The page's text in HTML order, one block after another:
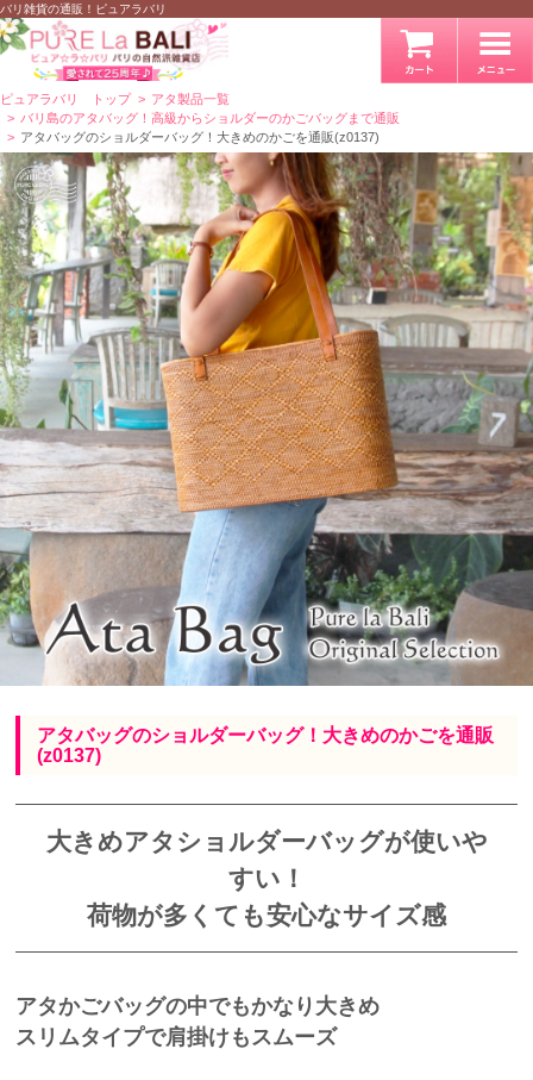
バリ雑貨の通販！ピュアラバリ
ピュアラバリ トップ
アタ製品一覧
バリ島のアタバッグ！高級からショルダーのかごバッグまで通販
アタバッグのショルダーバッグ！大きめのかごを通販(z0137)
アタバッグのショルダーバッグ！大きめのかごを通販
(z0137)
大きめアタショルダーバッグが使いや
すい！
荷物が多くても安心なサイズ感
アタかごバッグの中でもかなり大きめ
スリムタイプで肩掛けもスムーズ